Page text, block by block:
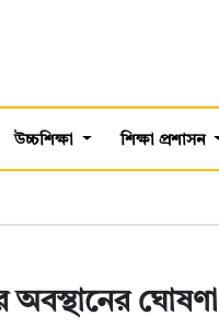
উচ্চশিক্ষা শিক্ষা প্রশাসন
অবস্থানের